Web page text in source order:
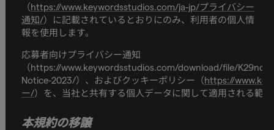
（https://www.keywordsstudios.com/ja-jp/プライバシー
通知/）に記載されているとおりにのみ、利用者の個人情
報を使用します。
応募者向けプライバシー通知
（https://www.keywordsstudios.com/download/file/
Notice-2023/）、およびクッキーポリシー（https://
ー/）を、当社と共有する個人データに関して適用される範
本規約の移譲